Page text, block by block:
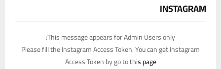
INSTAGRAM
This message appears for Admin Users only:
Please fill the Instagram Access Token. You can get Instagram
Access Token by go tothis page